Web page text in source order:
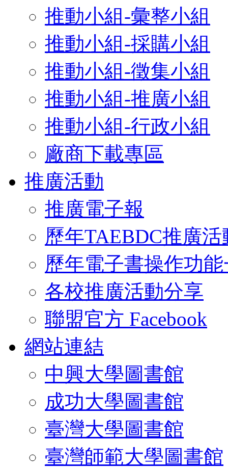
推動小組-彙整小組
推動小組-採購小組
推動小組-徵集小組
推動小組-推廣小組
推動小組-行政小組
廠商下載專區
推廣活動
推廣電子報
歷年TAEBDC推廣活
歷年電子書操作功
各校推廣活動分享
聯盟官方 Facebook
網站連結
中興大學圖書館
成功大學圖書館
臺灣大學圖書館
臺灣師範大學圖書館